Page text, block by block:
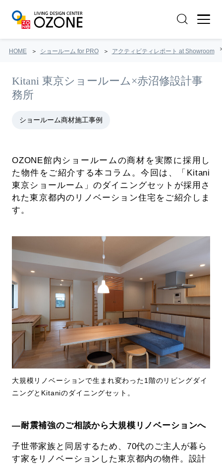
HOME ショールーム for PRO アクティビティレポート at Showroom
Kitani 東京ショールーム×赤沼修設計事
務所
ショールーム商材施工事例
OZONE館内ショールームの商材を実際に採用し
た物件をご紹介する本コラム。今回は、「Kitani
東京ショールーム」のダイニングセットが採用さ
れた東京都内のリノベーション住宅をご紹介しま
す。
大規模リノベーションで生まれ変わった1階のリビングダイ
ニングとKitaniのダイニングセット。
―耐震補強のご相談から大規模リノベーションへ
子世帯家族と同居するため、70代のご主人が暮ら
す家をリノベーションした東京都内の物件。設計